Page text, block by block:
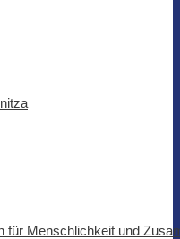
für Menschlichkeit und